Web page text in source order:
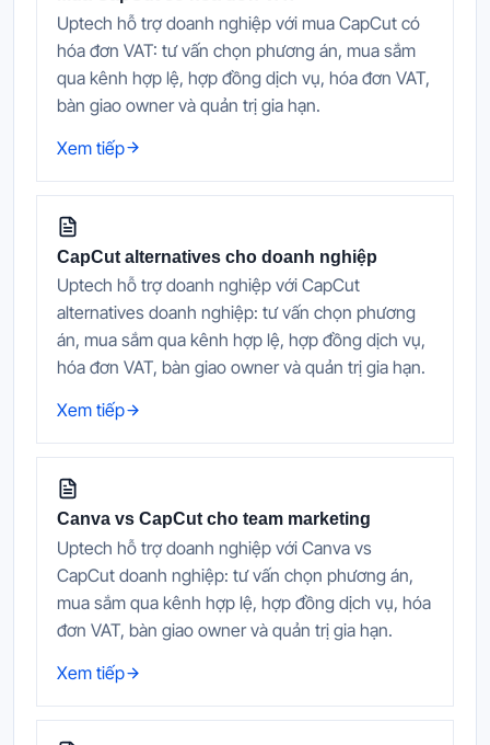
Uptech hỗ trợ doanh nghiệp với mua CapCut có
hóa đơn VAT: tư vấn chọn phương án, mua sắm
qua kênh hợp lệ, hợp đồng dịch vụ, hóa đơn VAT,
bàn giao owner và quản trị gia hạn.
Xem tiếp
CapCut alternatives cho doanh nghiệp
Uptech hỗ trợ doanh nghiệp với CapCut
alternatives doanh nghiệp: tư vấn chọn phương
án, mua sắm qua kênh hợp lệ, hợp đồng dịch vụ,
hóa đơn VAT, bàn giao owner và quản trị gia hạn.
Xem tiếp
Canva vs CapCut cho team marketing
Uptech hỗ trợ doanh nghiệp với Canva vs
CapCut doanh nghiệp: tư vấn chọn phương án,
mua sắm qua kênh hợp lệ, hợp đồng dịch vụ, hóa
đơn VAT, bàn giao owner và quản trị gia hạn.
Xem tiếp